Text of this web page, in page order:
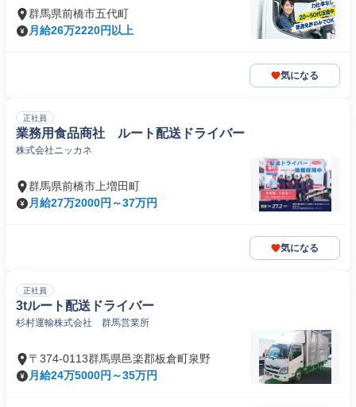
群馬県前橋市五代町
月給26万2220円以上
気になる
正社員
業務用食品商社 ルート配送ドライバー
株式会社ニッカネ
群馬県前橋市上増田町
月給27万2000円～37万円
気になる
正社員
3tルート配送ドライバー
杉村運輸株式会社 群馬営業所
〒374-0113群馬県邑楽郡板倉町泉野
月給24万5000円～35万円